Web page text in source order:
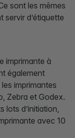
sont les mêmes
servir d’étiquette
imprimante à
également
imprimantes
Zebra et Godex.
lots d’initiation,
avec 10